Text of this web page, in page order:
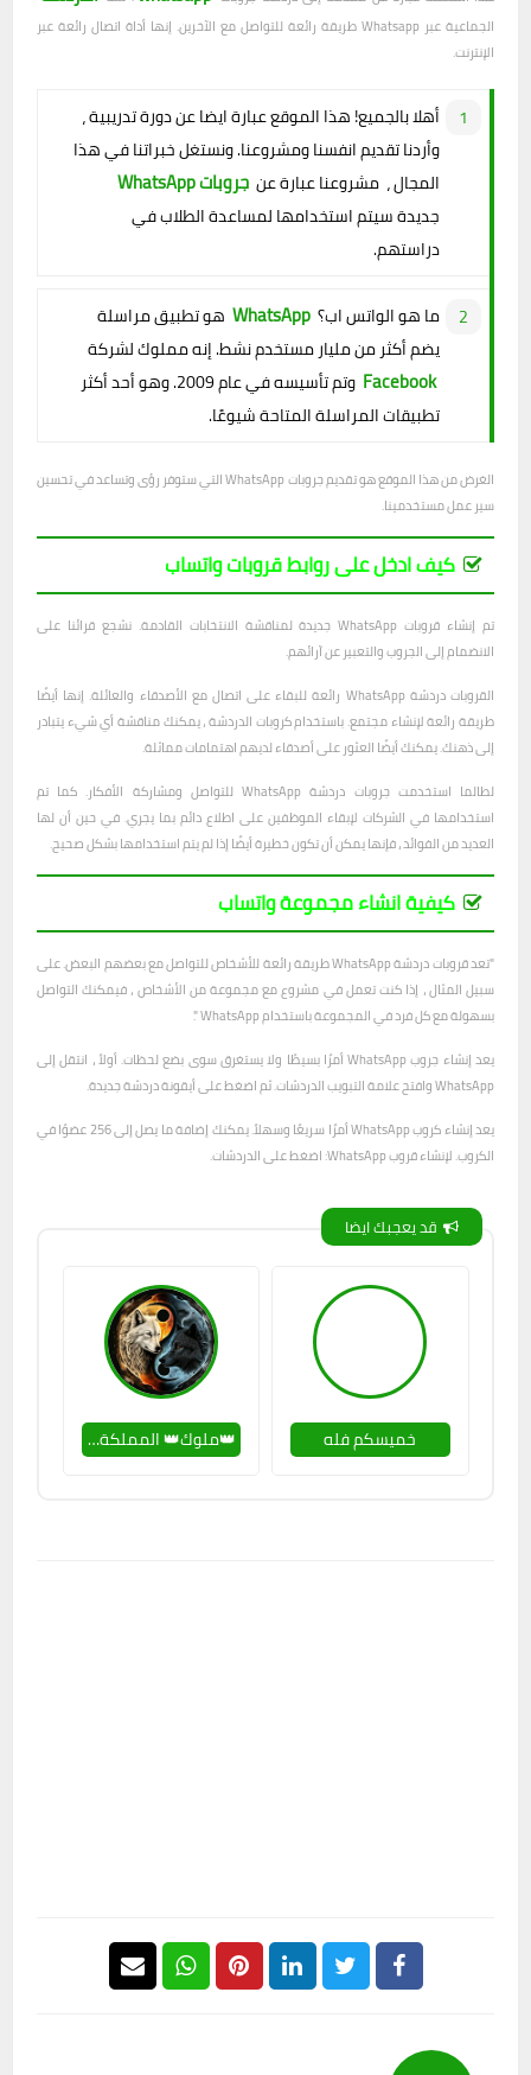
الجماعية عبر Whatsapp طريقة رائعة للتواصل مع الآخرين. إنها أداة اتصال رائعة عبر
الإنترنت.
أهلا بالجميع! هذا الموقع عبارة ايضا عن دورة تدريبية ،
وأردنا تقديم انفسنا ومشروعنا. ونستغل خبراتنا في هذا
المجال ، مشروعنا عبارة عن جروبات WhatsApp
جديدة سيتم استخدامها لمساعدة الطلاب في
دراستهم.
ما هو الواتس اب؟ WhatsApp هو تطبيق مراسلة
يضم أكثر من مليار مستخدم نشط. إنه مملوك لشركة
Facebook
وتم تأسيسه في عام 2009. وهو أحد أكثر
تطبيقات المراسلة المتاحة شيوعًا.
الغرض من هذا الموقع هو تقديم جروبات WhatsApp التي ستوفر رؤى وتساعد في تحسين
سير عمل مستخدمينا.
كيف ادخل على روابط قروبات واتساب
تم إنشاء قروبات WhatsApp جديدة لمناقشة الانتخابات القادمة. نشجع قرائنا على
الانضمام إلى الجروب والتعبير عن آرائهم.
القروبات دردشة WhatsApp رائعة للبقاء على اتصال مع الأصدقاء والعائلة. إنها أيضًا
طريقة رائعة لإنشاء مجتمع. باستخدام كروبات الدردشة ، يمكنك مناقشة أي شيء يتبادر
إلى ذهنك. يمكنك أيضًا العثور على أصدقاء لديهم اهتمامات مماثلة.
لطالما استخدمت جروبات دردشة WhatsApp للتواصل ومشاركة الأفكار. كما تم
استخدامها في الشركات لإبقاء الموظفين على اطلاع دائم بما يجري. في حين أن لها
العديد من الفوائد ، فإنها يمكن أن تكون خطيرة أيضًا إذا لم يتم استخدامها بشكل صحيح.
كيفية انشاء مجموعة واتساب
"تعد قروبات دردشة WhatsApp طريقة رائعة للأشخاص للتواصل مع بعضهم البعض. على
سبيل المثال ، إذا كنت تعمل في مشروع مع مجموعة من الأشخاص ، فيمكنك التواصل
بسهولة مع كل فرد في المجموعة باستخدام WhatsApp ".
يعد إنشاء جروب WhatsApp أمرًا بسيطًا ولا يستغرق سوى بضع لحظات. أولاً ، انتقل إلى
WhatsApp وافتح علامة التبويب الدردشات. ثم اضغط على أيقونة دردشة جديدة.
يعد إنشاء كروب WhatsApp أمرًا سريعًا وسهلاً. يمكنك إضافة ما يصل إلى 256 عضوًا في
الكروب. لإنشاء قروب WhatsApp: اضغط على الدردشات.
قد يعجبك ايضا
خميسكم فله 👑ملوك👑 المملكة👑